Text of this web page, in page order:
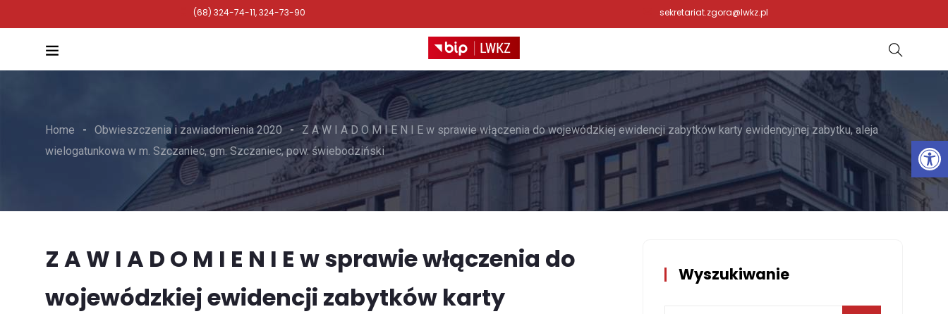
(68) 324-74-11, 324-73-90 sekretariat.zgora@lwkz.pl
Home Obwieszczenia i zawiadomienia 2020
Z A W I A D O M I E N I E w sprawie włączenia do wojewódzkiej ewidencji zabytków karty ewidencyjnej zabytku, aleja
wielogatunkowa w m. Szczaniec, gm. Szczaniec, pow. świebodziński
Z A W I A D O M I E N I E w sprawie włączenia do
wojewódzkiej ewidencji zabytków karty
Wyszukiwanie